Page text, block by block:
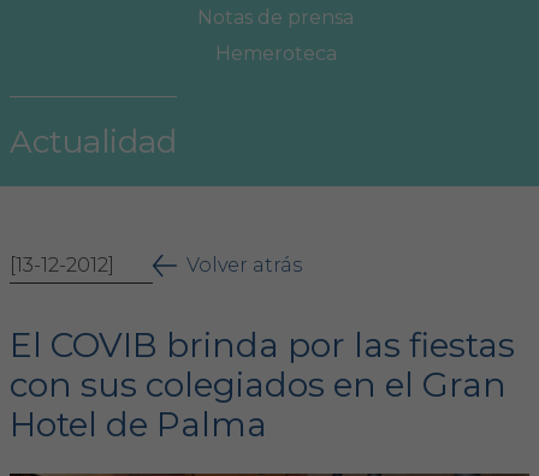
Comisiones asesoras
Área Colegial
FORMACIÓN
Notas de prensa
Hemeroteca
Actualidad
[13-12-2012] Volver atrás
El COVIB brinda por las fiestas
con sus colegiados en el Gran
Hotel de Palma